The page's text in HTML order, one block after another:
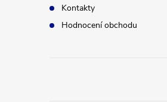
Kontakty
Hodnocení obchodu